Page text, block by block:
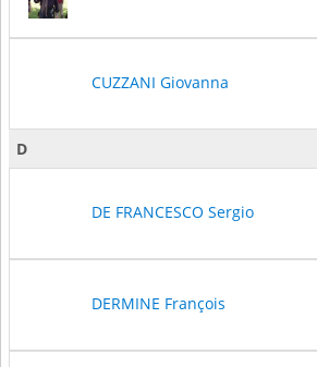
CUZZANI Giovanna
D
DE FRANCESCO Sergio
DERMINE François